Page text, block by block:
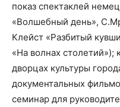
показ спектаклей
«Волшебный день»,
Клейст «Разбитый
«На волнах
дворцах культуры
документальных
семинар для